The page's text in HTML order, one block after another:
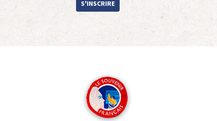
S'INSCRIRE